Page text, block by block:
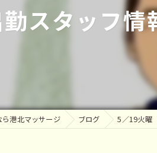
ストレッチ
スタッフ情
港北マッサージ ブログ 5／19火曜